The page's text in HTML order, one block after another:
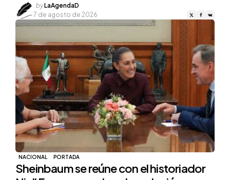
Posted
by
byLaAgendaD
7 de agosto de 2026
NACIONAL PORTADA
Sheinbaum se reúne con el historiador